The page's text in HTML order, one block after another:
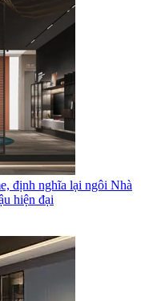
định nghĩa lại ngôi Nhà
hiện đại